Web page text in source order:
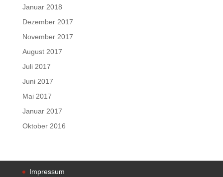
Januar 2018
Dezember 2017
November 2017
August 2017
Juli 2017
Juni 2017
Mai 2017
Januar 2017
Oktober 2016
Impressum